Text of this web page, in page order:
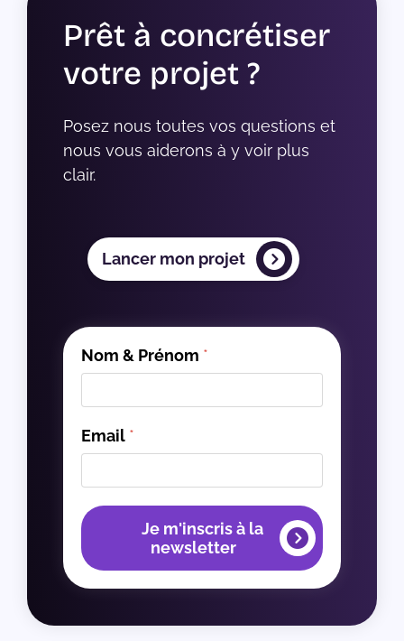
Prêt à concrétiser
votre projet ?
Posez nous toutes vos questions et
nous vous aiderons à y voir plus
clair.
Lancer mon projet
Nom & Prénom *
Email *
Je m'inscris à la
newsletter